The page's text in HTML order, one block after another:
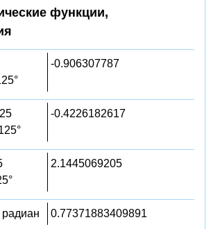
функции,
-0.906307787
-0.4226182617
2.1445069205
0.77371883409891